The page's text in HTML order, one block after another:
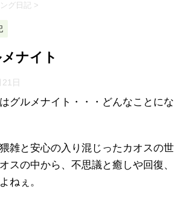
グ日記 >
ナイト
日
グルメナイト・・・どんなことにな
雑と安心の入り混じったカオスの世
スの中から、不思議と癒しや回復、
ねぇ。